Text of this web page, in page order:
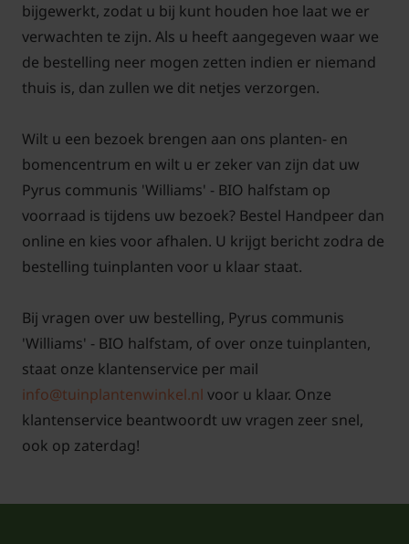
zijtakken komen. Snoei elk jaar in de winter de lange
dunne scheuten weg tot op 10 cm vanaf een dikkere
houtige tak. De korte takjes van 10 cm die
overblijven worden dikker. Hieraan vormen zich in
uitgroeien tot vruchten.
Bomen van tuinplantenwinkel.nl kunt u jaarrond
planten. Dit kan omdat we al onze bomen in pot
zomer is dus altijd mogelijk, met
aangroeigarantie!
Tuinplantenwinkel.nl is voor de verkoop van deze
gecertificeerd door SKAL onder SKAL-nummer
bijgewerkt, zodat u bij kunt houden hoe laat we er
verwachten te zijn. Als u heeft aangegeven waar we
de bestelling neer mogen zetten indien er niemand
thuis is, dan zullen we dit netjes verzorgen.
Wilt u een bezoek brengen aan ons planten- en
bomencentrum en wilt u er zeker van zijn dat uw
Pyrus communis 'Williams' - BIO halfstam op
voorraad is tijdens uw bezoek? Bestel Handpeer dan
online en kies voor afhalen. U krijgt bericht zodra de
bestelling tuinplanten voor u klaar staat.
Bij vragen over uw bestelling, Pyrus communis
'Williams' - BIO halfstam, of over onze tuinplanten,
staat onze klantenservice per mail
info@tuinplantenwinkel.nl voor u klaar. Onze
klantenservice beantwoordt uw vragen zeer snel,
ook op zaterdag!